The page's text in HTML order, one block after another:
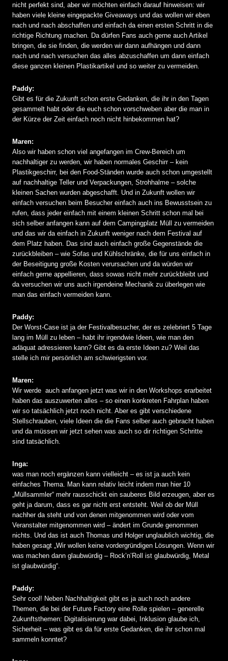
nicht perfekt sind, aber wir möchten einfach darauf hinweisen: wir
haben viele kleine eingepackte Giveaways und das wollen wir eben
nach und nach abschaffen und einfach da einen ersten Schritt in die
richtige Richtung machen. Da dürfen Fans auch gerne auch Artikel
bringen, die sie finden, die werden wir dann aufhängen und dann
nach und nach versuchen das alles abzuschaffen um dann einfach
diese ganzen kleinen Plastikartikel und so weiter zu vermeiden.
Paddy:
Gibt es für die Zukunft schon erste Gedanken, die ihr in den Tagen
gesammelt habt oder die euch schon vorschweben aber die man in
der Kürze der Zeit einfach noch nicht hinbekommen hat?
Maren:
Also wir haben schon viel angefangen im Crew-Bereich um
nachhaltiger zu werden, wir haben normales Geschirr – kein
Plastikgeschirr, bei den Food-Ständen wurde auch schon umgestellt
auf nachhaltige Teller und Verpackungen, Strohhalme – solche
kleinen Sachen wurden abgeschafft. Und in Zukunft wollen wir
einfach versuchen beim Besucher einfach auch ins Bewusstsein zu
rufen, dass jeder einfach mit einem kleinen Schritt schon mal bei
sich selber anfangen kann auf dem Campingplatz Müll zu vermeiden
und das wir da einfach in Zukunft weniger nach dem Festival auf
dem Platz haben. Das sind auch einfach große Gegenstände die
zurückbleiben – wie Sofas und Kühlschränke, die für uns einfach in
der Beseitigung große Kosten verursachen und da würden wir
einfach gerne appellieren, dass sowas nicht mehr zurückbleibt und
da versuchen wir uns auch irgendeine Mechanik zu überlegen wie
man das einfach vermeiden kann.
Paddy:
Der Worst-Case ist ja der Festivalbesucher, der es zelebriert 5 Tage
lang im Müll zu leben – habt ihr irgendwie Ideen, wie man den
adäquat adressieren kann? Gibt es da erste Ideen zu? Weil das
stelle ich mir persönlich am schwierigsten vor.
Maren:
Wir werde auch anfangen jetzt was wir in den Workshops erarbeitet
haben das auszuwerten alles – so einen konkreten Fahrplan haben
wir so tatsächlich jetzt noch nicht. Aber es gibt verschiedene
Stellschrauben, viele Ideen die die Fans selber auch gebracht haben
und da müssen wir jetzt sehen was auch so dir richtigen Schritte
sind tatsächlich.
Inga:
was man noch ergänzen kann vielleicht – es ist ja auch kein
einfaches Thema. Man kann relativ leicht indem man hier 10
„Müllsammler“ mehr rausschickt ein sauberes Bild erzeugen, aber es
geht ja darum, dass es gar nicht erst entsteht. Weil ob der Müll
nachher da steht und von denen mitgenommen wird oder vom
Veranstalter mitgenommen wird – ändert im Grunde genommen
nichts. Und das ist auch Thomas und Holger unglaublich wichtig, die
haben gesagt „Wir wollen keine vordergründigen Lösungen. Wenn wir
was machen dann glaubwürdig – Rock’n’Roll ist glaubwürdig, Metal
ist glaubwürdig“.
Paddy:
Sehr cool! Neben Nachhaltigkeit gibt es ja auch noch andere
Themen, die bei der Future Factory eine Rolle spielen – generelle
Zukunftsthemen: Digitalisierung war dabei, Inklusion glaube ich,
Sicherheit – was gibt es da für erste Gedanken, die ihr schon mal
sammeln konntet?